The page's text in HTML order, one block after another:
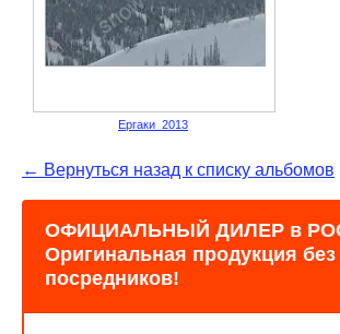
Ергаки_2013
← Вернуться назад к списку альбомов
ОФИЦИАЛЬНЫЙ ДИЛЕР в
Оригинальная продукция без
посредников!